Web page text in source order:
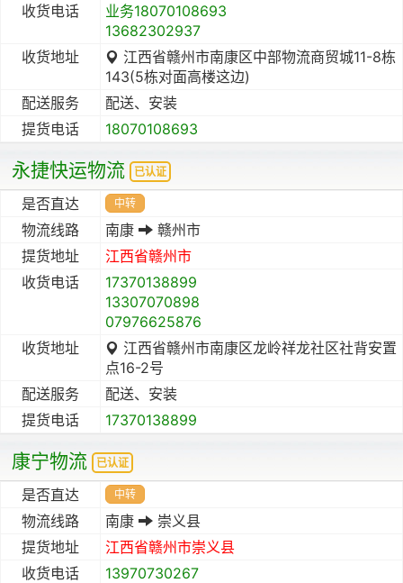
收货电话
业务18070108693
13682302937
收货地址
江西省赣州市南康区中部物流商贸城11-8栋
143(5栋对面高楼这边)
配送服务
配送、安装
提货电话
18070108693
永捷快运物流 已认证
是否直达 中转
物流线路 南康
赣州市
提货地址
江西省赣州市
收货电话
17370138899
13307070898
07976625876
收货地址
江西省赣州市南康区龙岭祥龙社区社背安置
点16-2号
配送服务
配送、安装
提货电话
17370138899
康宁物流 已认证
是否直达 中转
物流线路 南康
崇义县
提货地址
江西省赣州市崇义县
收货电话
13970730267